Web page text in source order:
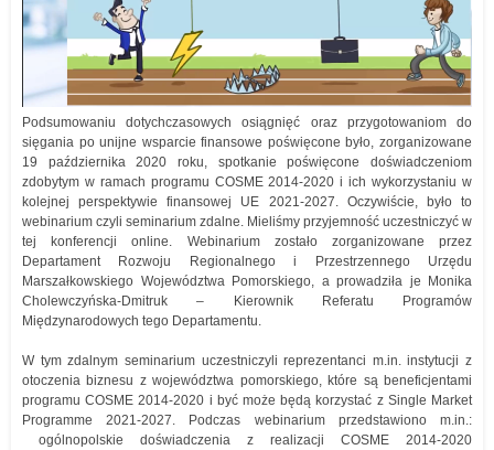
Podsumowaniu dotychczasowych osiągnięć oraz przygotowaniom do
sięgania po unijne wsparcie finansowe poświęcone było, zorganizowane
19 października 2020 roku, spotkanie poświęcone doświadczeniom
zdobytym w ramach programu COSME 2014-2020 i ich wykorzystaniu w
kolejnej perspektywie finansowej UE 2021-2027. Oczywiście, było to
webinarium czyli seminarium zdalne. Mieliśmy przyjemność uczestniczyć w
tej konferencji online. Webinarium zostało zorganizowane przez
Departament Rozwoju Regionalnego i Przestrzennego Urzędu
Marszałkowskiego Województwa Pomorskiego, a prowadziła je Monika
Cholewczyńska-Dmitruk – Kierownik Referatu Programów
Międzynarodowych tego Departamentu.
W tym zdalnym seminarium uczestniczyli reprezentanci m.in. instytucji z
otoczenia biznesu z województwa pomorskiego, które są beneficjentami
programu COSME 2014-2020 i być może będą korzystać z Single Market
Programme 2021-2027. Podczas webinarium przedstawiono m.in.:
ogólnopolskie doświadczenia z realizacji COSME 2014-2020